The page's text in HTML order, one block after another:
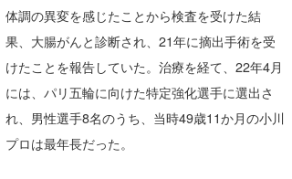
体調の異変を感じたことから検査を受けた結
果、大腸がんと診断され、21年に摘出手術を受
けたことを報告していた。治療を経て、22年4月
には、パリ五輪に向けた特定強化選手に選出さ
れ、男性選手8名のうち、当時49歳11か月の小川
プロは最年長だった。
ライター/寄稿メディア